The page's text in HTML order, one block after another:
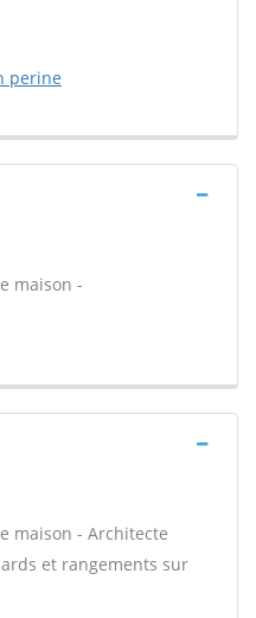
perine
maison -
maison - Architecte
et rangements sur